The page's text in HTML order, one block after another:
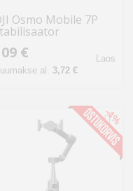
Osmo Mobile 7P
€
al. 3,72 €
Laos
-4%